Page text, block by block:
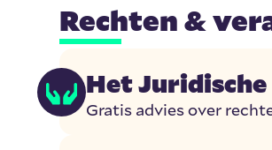
Rechten &
Het
Gratis advies over